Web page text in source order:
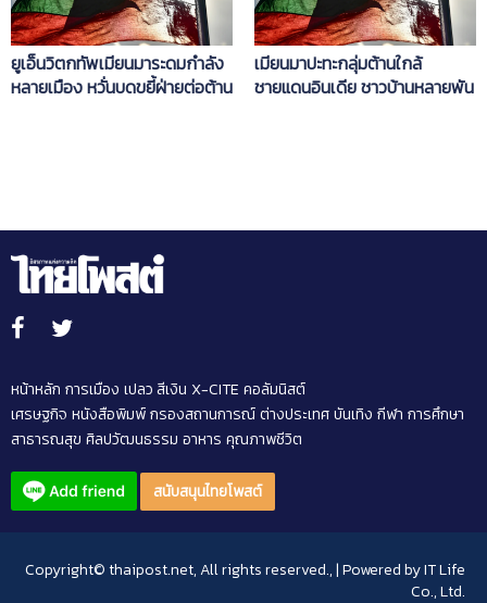
ยูเอ็นวิตกทัพเมียนมาระดมกำลัง
หลายเมือง หวั่นบดขยี้ฝ่ายต่อต้าน
เมียนมาปะทะกลุ่มต้านใกล้
ชายแดนอินเดีย ชาวบ้านหลายพัน
หน้าหลัก การเมือง เปลว สีเงิน X-CITE คอลัมนิสต์
เศรษฐกิจ หนังสือพิมพ์กรองสถานการณ์ต่างประเทศบันเทิง กีฬา การศึกษา
สาธารณสุข ศิลปวัฒนธรรม อาหาร คุณภาพชีวิต
สนับสนุนไทยโพสต์
Copyright© thaipost.net, All rights reserved., | Powered byIT Life
Co., Ltd.